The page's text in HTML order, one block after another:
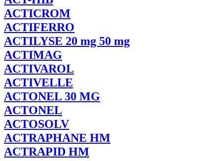
ACTICROM
ACTIFERRO
ACTILYSE 20 mg 50 mg
ACTIMAG
ACTIVAROL
ACTIVELLE
ACTONEL 30 MG
ACTONEL
ACTOSOLV
ACTRAPHANE HM
ACTRAPID HM